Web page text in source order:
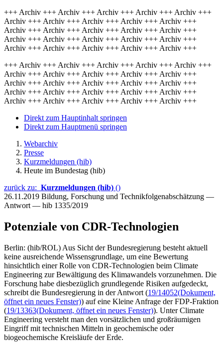
+++ Archiv +++ Archiv +++ Archiv +++ Archiv +++ Archiv +++
Archiv +++ Archiv +++ Archiv +++ Archiv +++ Archiv +++
Archiv +++ Archiv +++ Archiv +++ Archiv +++ Archiv +++
Archiv +++ Archiv +++ Archiv +++ Archiv +++ Archiv +++
Archiv +++ Archiv +++ Archiv +++ Archiv +++ Archiv +++
+++ Archiv +++ Archiv +++ Archiv +++ Archiv +++ Archiv +++
Archiv +++ Archiv +++ Archiv +++ Archiv +++ Archiv +++
Archiv +++ Archiv +++ Archiv +++ Archiv +++ Archiv +++
Archiv +++ Archiv +++ Archiv +++ Archiv +++ Archiv +++
Archiv +++ Archiv +++ Archiv +++ Archiv +++ Archiv +++
Direkt zum Hauptinhalt springen
Direkt zum Hauptmenü springen
Webarchiv
Presse
Kurzmeldungen (hib)
Heute im Bundestag (hib)
zurück zu: Kurzmeldungen (hib) ()
26.11.2019 Bildung, Forschung und Technikfolgenabschätzung —
Antwort — hib 1335/2019
Potenziale von CDR-Technologien
Berlin: (hib/ROL) Aus Sicht der Bundesregierung besteht aktuell
keine ausreichende Wissensgrundlage, um eine Bewertung
hinsichtlich einer Rolle von CDR-Technologien beim Climate
Engineering zur Bewältigung des Klimawandels vorzunehmen. Die
Forschung habe diesbezüglich grundlegende Risiken aufgedeckt,
schreibt die Bundesregierung in der Antwort (19/14052(Dokument,
öffnet ein neues Fenster)) auf eine Kleine Anfrage der FDP-Fraktion
(19/13363(Dokument, öffnet ein neues Fenster)). Unter Climate
Engineering versteht man den vorsätzlichen und großräumigen
Eingriff mit technischen Mitteln in geochemische oder
biogeochemische Kreisläufe der Erde.